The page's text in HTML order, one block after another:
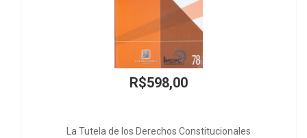
Constitucionales La